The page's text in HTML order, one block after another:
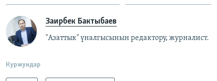
Заирбек Бактыбаев
"Азаттык" үналгысынын редактору, журналист.
Куржундар